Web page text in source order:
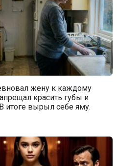
жену к каждому
красить губы и
итоге вырыл себе яму.